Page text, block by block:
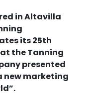
in Altavilla
its 25th
the Tanning
presented
new marketing